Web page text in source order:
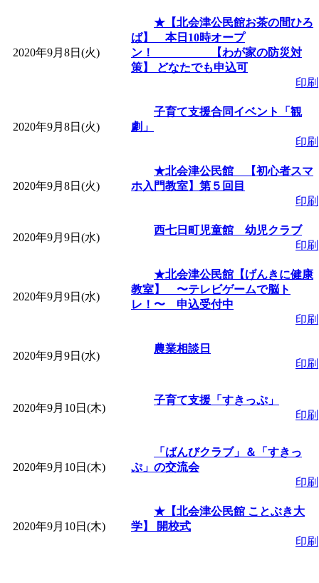
まだまだ暑い！コ
レクリエーション 障
ットせよ！」 受付期
「皆鶴姫のこびる塾
～」 受付期間：～
子育て交流広場「
間：2026/08/10～
「赤ちゃん交流広場
間：2026/08/10～
「みなづる号乗車体
de 健康づくり」」 受
堂島地区歴史ウオ
」 受付期間：～
「みなづる号乗車体
2020年9月8日(火)
★【北会津公民館お茶の間ひろ
ば】 本日10時オープ
ン！ 【わが家の防災対
策】 どなたでも申込可
印刷
2020年9月8日(火)
子育て支援合同イベント「観
劇」
印刷
2020年9月8日(火)
★北会津公民館 【初心者スマ
ホ入門教室】第５回目
印刷
2020年9月9日(水)
西七日町児童館 幼児クラブ
印刷
2020年9月9日(水)
★北会津公民館【げんきに健康
教室】 〜テレビゲームで脳ト
レ！〜 申込受付中
印刷
2020年9月9日(水)
農業相談日
印刷
2020年9月10日(木)
子育て支援「すきっぷ」
印刷
2020年9月10日(木)
「ばんびクラブ」＆「すきっ
ぷ」の交流会
印刷
2020年9月10日(木)
★【北会津公民館 ことぶき大
学】 開校式
印刷